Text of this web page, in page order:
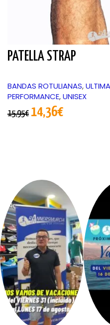
PATELLA STRAP
BANDAS ROTULIANAS,
PERFORMANCE,UNISEX
15,95€ 14,36€